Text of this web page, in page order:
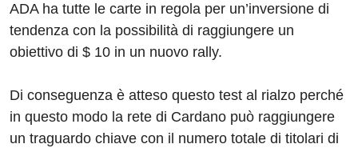
ADA ha tutte le carte in regola per un’inversione di
tendenza con la possibilità di raggiungere un
obiettivo di $ 10 in un nuovo rally.
Di conseguenza è atteso questo test al rialzo perché
in questo modo la rete di Cardano può raggiungere
un traguardo chiave con il numero totale di titolari di